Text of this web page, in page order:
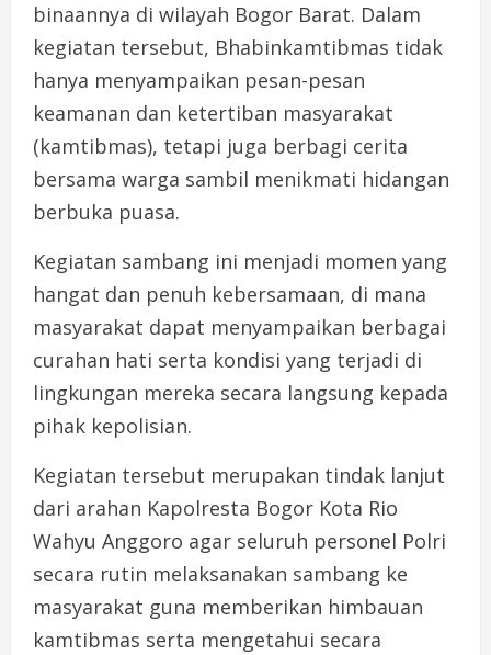
binaannya di wilayah Bogor Barat. Dalam
kegiatan tersebut, Bhabinkamtibmas tidak
hanya menyampaikan pesan-pesan
keamanan dan ketertiban masyarakat
(kamtibmas), tetapi juga berbagi cerita
bersama warga sambil menikmati hidangan
berbuka puasa.
Kegiatan sambang ini menjadi momen yang
hangat dan penuh kebersamaan, di mana
masyarakat dapat menyampaikan berbagai
curahan hati serta kondisi yang terjadi di
lingkungan mereka secara langsung kepada
pihak kepolisian.
Kegiatan tersebut merupakan tindak lanjut
dari arahan Kapolresta Bogor Kota Rio
Wahyu Anggoro agar seluruh personel Polri
secara rutin melaksanakan sambang ke
masyarakat guna memberikan himbauan
kamtibmas serta mengetahui secara